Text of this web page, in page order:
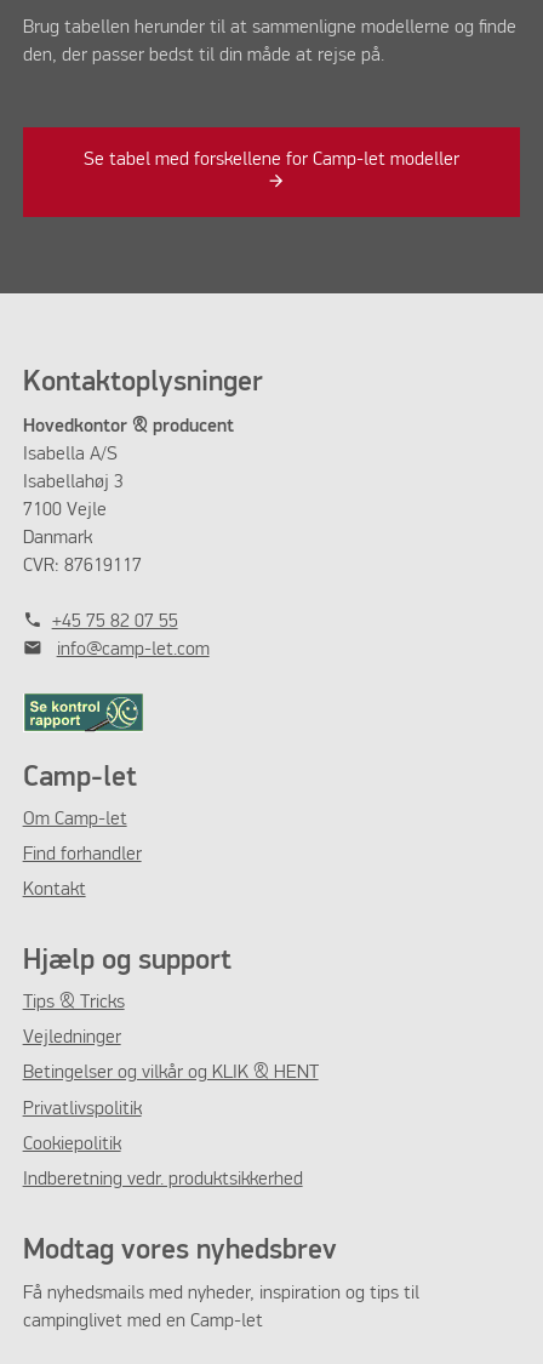
Brug tabellen herunder til at sammenligne modellerne og finde
den, der passer bedst til din måde at rejse på.
Se tabel med forskellene for Camp-let modeller
Kontaktoplysninger
Hovedkontor & producent
Isabella A/S
Isabellahøj 3
7100 Vejle
Danmark
CVR: 87619117
phone +45 75 82 07 55
mail info@camp-let.com
Camp-let
Om Camp-let
Find forhandler
Kontakt
Hjælp og support
Tips & Tricks
Vejledninger
Betingelser og vilkår og KLIK & HENT
Privatlivspolitik
Cookiepolitik
Indberetning vedr. produktsikkerhed
Modtag vores nyhedsbrev
Få nyhedsmails med nyheder, inspiration og tips til
campinglivet med en Camp-let